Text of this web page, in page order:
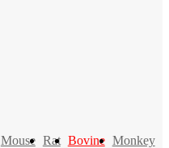
Mouse Rat Bovine Monkey